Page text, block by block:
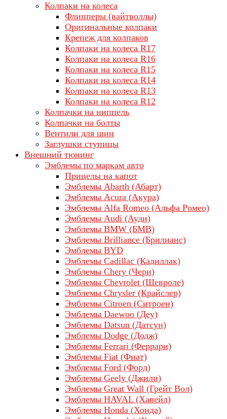
Колпаки на колеса
Флипперы (вайтволлы)
Оригинальные колпаки
Крепеж для колпаков
Колпаки на колеса R17
Колпаки на колеса R16
Колпаки на колеса R15
Колпаки на колеса R14
Колпаки на колеса R13
Колпаки на колеса R12
Колпачки на ниппель
Колпачки на болты
Вентили для шин
Заглушки ступицы
Внешний тюнинг
Эмблемы по маркам авто
Прицелы на капот
Эмблемы Abarth (Абарт)
Эмблемы Acura (Акура)
Эмблемы Alfa Romeo (Альфа Ромео)
Эмблемы Audi (Ауди)
Эмблемы BMW (БМВ)
Эмблемы Brilliance (Брилианс)
Эмблемы BYD
Эмблемы Cadillac (Кадиллак)
Эмблемы Chery (Чери)
Эмблемы Chevrolet (Шевроле)
Эмблемы Chrysler (Крайслер)
Эмблемы Citroen (Ситроен)
Эмблемы Daewoo (Деу)
Эмблемы Datsun (Датсун)
Эмблемы Dodge (Додж)
Эмблемы Ferrari (Феррари)
Эмблемы Fiat (Фиат)
Эмблемы Ford (Форд)
Эмблемы Geely (Джили)
Эмблемы Great Wall (Грейт Вол)
Эмблемы HAVAL (Хавейл)
Эмблемы Honda (Хонда)